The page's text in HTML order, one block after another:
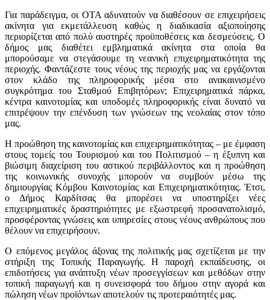
Για παράδειγμα, οι ΟΤΑ αδυνατούν να διαθέσουν σε επιχειρήσεις
ακίνητα για εκμετάλλευση καθώς η διαδικασία αξιοποίησης
περιορίζεται από πολύ αυστηρές προϋποθέσεις και δεσμεύσεις. Ο
δήμος μας διαθέτει εμβληματικά ακίνητα στα οποία θα
μπορούσαμε να στεγάσουμε τη νεανική επιχειρηματικότητα της
περιοχής. Φαντάζεστε τους νέους της περιοχής μας να εργάζονται
στον κλάδο της πληροφορικής μέσα στο ανακαινισμένο
συγκρότημα του Σταθμού Επιβητόρων; Επιχειρηματικά πάρκα,
κέντρα καινοτομίας και υποδομές πληροφορικής είναι δυνατό να
επιτρέψουν την επένδυση των γνώσεων της νεολαίας στον τόπο
μας.
Η προώθηση της καινοτομίας και επιχειρηματικότητας – με έμφαση
στους τομείς του Τουρισμού και του Πολιτισμού – η έξυπνη και
βιώσιμη διαχείριση του αστικού περιβάλλοντος και η προώθηση
της κοινωνικής συνοχής μπορούν να συμβούν μέσω της
δημιουργίας Κόμβου Καινοτομίας και Επιχειρηματικότητας. Έτσι,
ο Δήμος Καρδίτσας θα μπορέσει να υποστηρίξει νέες
επιχειρηματικές δραστηριότητες με εξωστρεφή προσανατολισμό,
προσφέροντας γνώσεις και υπηρεσίες στους νέους ανθρώπους που
θέλουν να επιχειρήσουν.
Ο επόμενος μεγάλος άξονας της πολιτικής μας σχετίζεται με την
στήριξη της Τοπικής Παραγωγής. Η παροχή εκπαίδευσης, οι
επιδοτήσεις για ανάπτυξη νέων προσεγγίσεων και μεθόδων στην
τοπική παραγωγή και η συνεισφορά του δήμου στην αγορά και
πώληση νέων προϊόντων αποτελούν τις προτεραιότητές μας.